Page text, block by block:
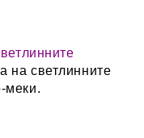
на светлинните
меки.